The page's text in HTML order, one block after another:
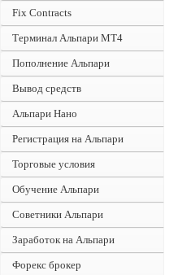
Fix Contracts
Терминал Альпари MT4
Пополнение Альпари
Вывод средств
Альпари Нано
Регистрация на Альпари
Торговые условия
Обучение Альпари
Советники Альпари
Заработок на Альпари
Форекс брокер